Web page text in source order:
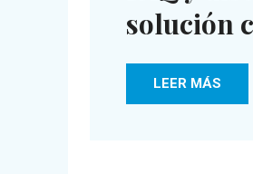
solución
LEER MÁS